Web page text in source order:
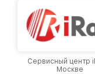
Сервисный центр
Москве